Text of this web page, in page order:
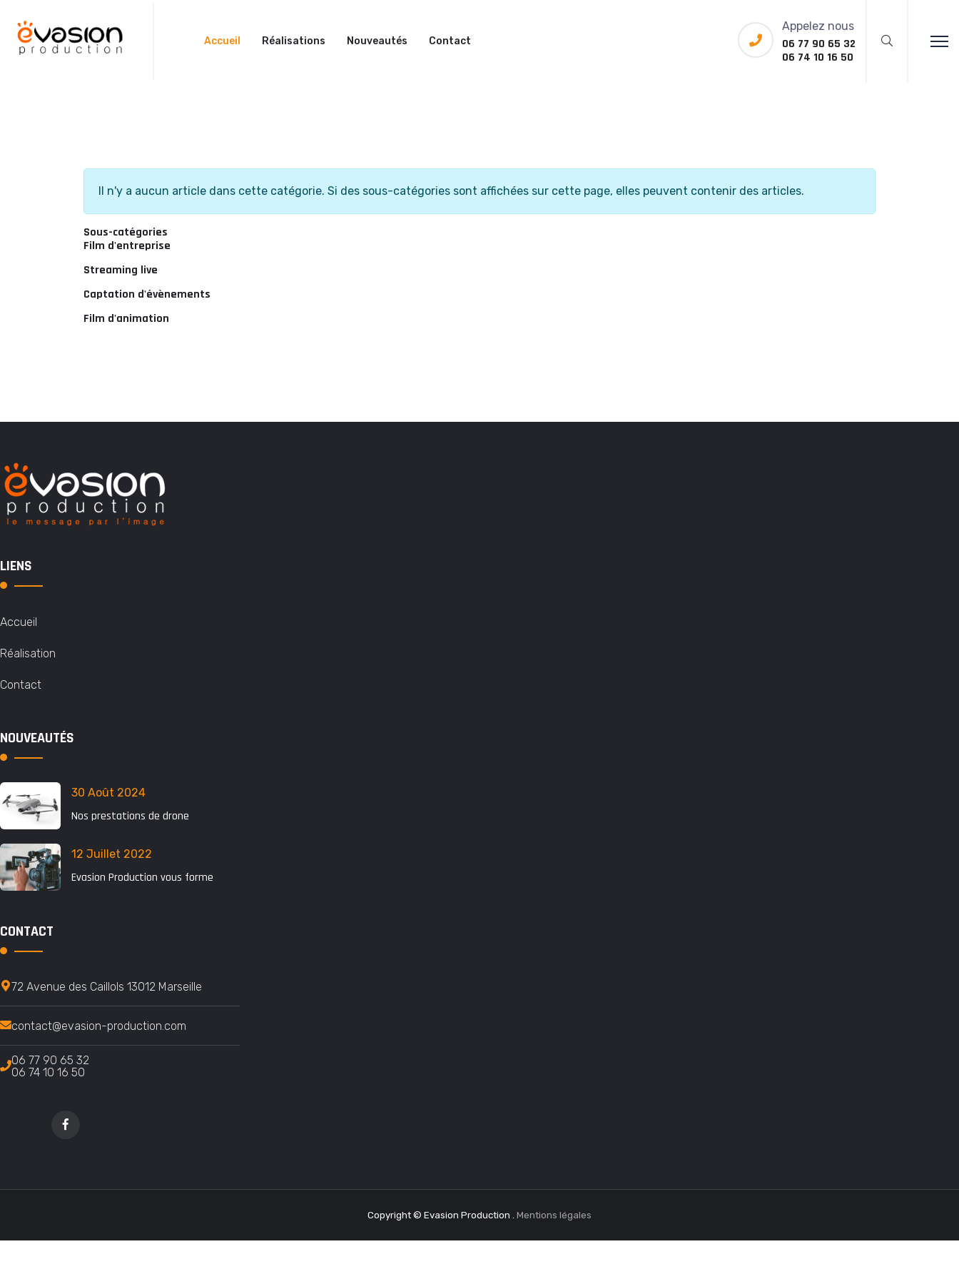
Accueil Réalisations Nouveautés Contact
Appelez nous
06 77 90 65 32
06 74 10 16 50
Info
Il n'y a aucun article dans cette catégorie. Si des sous-catégories sont affichées sur cette page, elles peuvent contenir des articles.
Sous-catégories
Film d'entreprise
Streaming live
Captation d'évènements
Film d'animation
LIENS
Accueil
Réalisation
Contact
NOUVEAUTÉS
30 Août 2024
Nos prestations de drone
12 Juillet 2022
Evasion Production vous forme
CONTACT
72 Avenue des Caillols 13012 Marseille
contact@evasion-production.com
06 77 90 65 32
06 74 10 16 50
Copyright © Evasion Production . Mentions légales